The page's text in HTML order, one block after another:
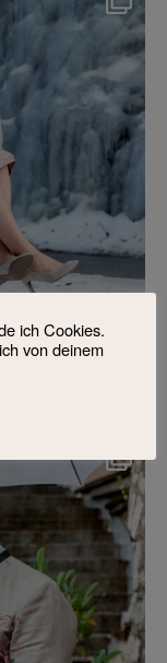
ich Cookies.
von deinem